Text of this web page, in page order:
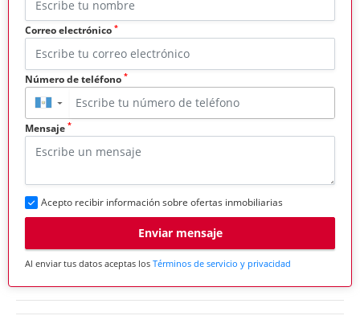
Correo electrónico *
Número de teléfono *
▼
Mensaje *
Acepto recibir información sobre ofertas inmobiliarias
Enviar mensaje
Al enviar tus datos aceptas los Términos de servicio y privacidad